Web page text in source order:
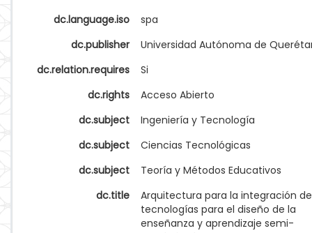
dc.language.iso
spa
dc.publisher
Universidad Autónoma de
dc.relation.requires
Si
dc.rights
Acceso Abierto
dc.subject
Ingeniería y Tecnología
dc.subject
Ciencias Tecnológicas
dc.subject
Teoría y Métodos Educativos
dc.title
Arquitectura para la integración de
tecnologías para el diseño de la
enseñanza y aprendizaje semi-